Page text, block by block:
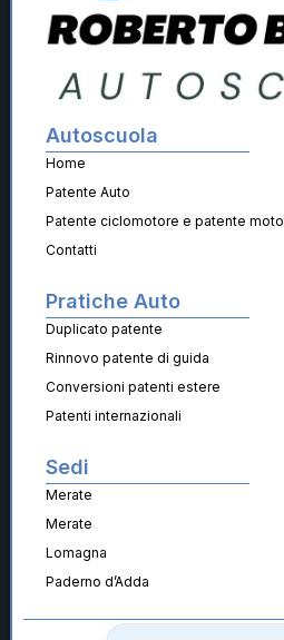
Autoscuola
Home
Patente Auto
Patente ciclomotore e patente moto
Contatti
Pratiche Auto
Duplicato patente
Rinnovo patente di guida
Conversioni patenti estere
Patenti internazionali
Sedi
Merate
Merate
Lomagna
Paderno d’Adda